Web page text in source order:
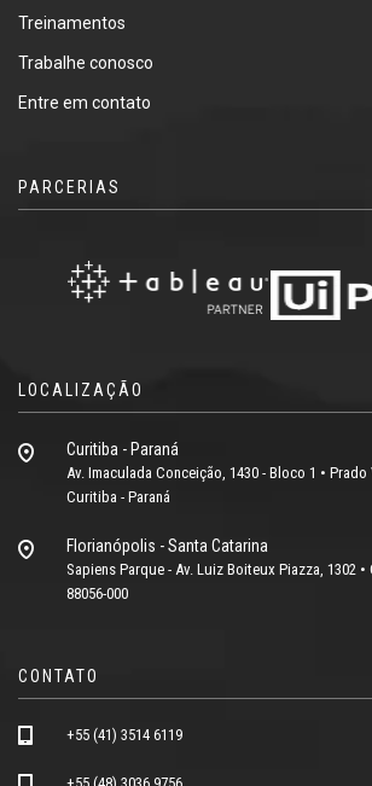
Treinamentos
Trabalhe conosco
Entre em contato
PARCERIAS
LOCALIZAÇÃO
Curitiba - Paraná
Av. Imaculada Conceição, 1430 - Bloco 1 • Prado
Curitiba - Paraná
Florianópolis - Santa Catarina
Sapiens Parque - Av. Luiz Boiteux Piazza, 1302 •
88056-000
CONTATO
+55 (41) 3514 6119